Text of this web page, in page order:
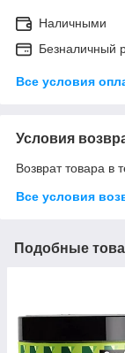
Наличными
Безналичный
Все условия
Условия
Возврат товара в
Все условия
Подобные